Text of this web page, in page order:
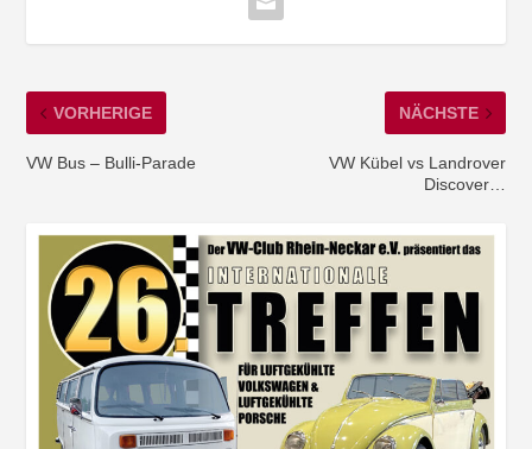
VORHERIGE
VW Bus – Bulli-Parade
NÄCHSTE
VW Kübel vs Landrover
Discover…